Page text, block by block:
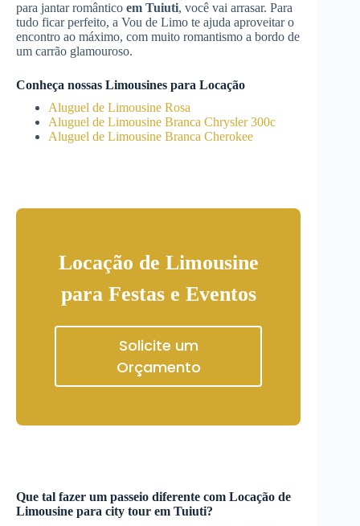
para jantar romântico em Tuiuti, você vai arrasar. Para
tudo ficar perfeito, a Vou de Limo te ajuda aproveitar o
encontro ao máximo, com muito romantismo a bordo de
um carrão glamouroso.
Conheça nossas Limousines para Locação
Aluguel de Limousine Rosa
Aluguel de Limousine Branca Chrysler 300c
Aluguel de Limousine Branca Cherokee
Locação de Limousine
para Festas e Eventos
Solicite um
Orçamento
Que tal fazer um passeio diferente com Locação de
Limousine para city tour em Tuiuti?